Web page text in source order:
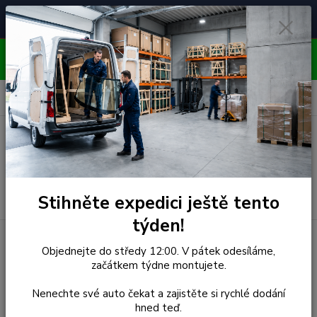
🚘
Čelní skla pro
unikátní vozy
📞
Poradenství
ZDARMA
⭐ 4.7/5 (50 recenzí)
OBJEDNÁVEJTE DO STŘEDY 12:00 - KAŽDÝ PÁTEK
EXPEDUJEME!!
Menu
Hledat
0 ks
za 0,00 Kč
4D SEDAN (r.2002-)
Čelní Sklo - SEAT IBIZA
Stihněte expedici ještě tento
týden!
Objednejte do středy 12:00. V pátek odesíláme,
začátkem týdne montujete.
Nenechte své auto čekat a zajistěte si rychlé dodání
hned teď.